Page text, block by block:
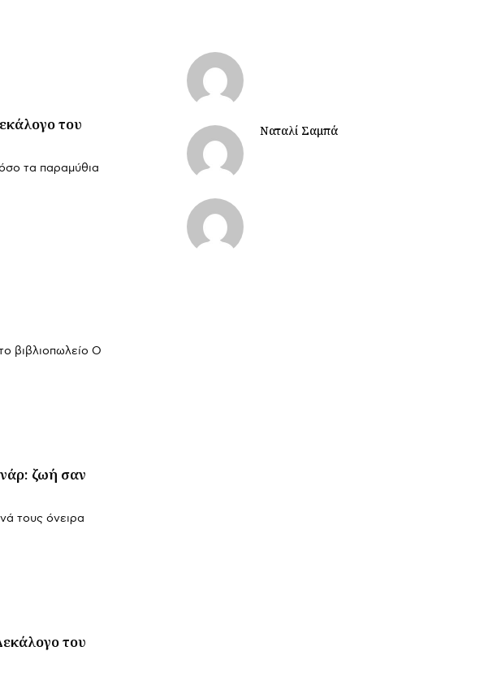
του
τα παραμύθια
βιβλιοπωλείο Ο
ζωή σαν
τους όνειρα
του
Ναταλί Σαμπά